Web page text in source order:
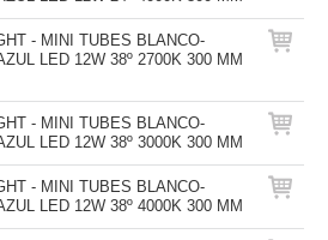
- MINI TUBES BLANCO-
LED 12W 38º 2700K 300 MM
- MINI TUBES BLANCO-
LED 12W 38º 3000K 300 MM
- MINI TUBES BLANCO-
LED 12W 38º 4000K 300 MM